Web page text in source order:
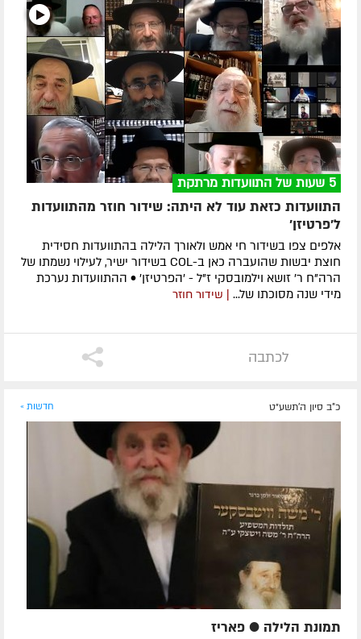
5 שעות של התוועדות מרתקת
התוועדות כזאת עוד לא היתה: שידור חוזר מהתוועדות
ל'פרטיזן'
אלפים צפו בשידור חי אמש ולאורך הלילה בהתוועדות חסידית
חוצת יבשות שהועברה כאן ב-COL בשידור ישיר, לעילוי נשמתו של
הרה"ח ר' זושא וילמובסקי ז"ל - 'הפרטיזן' • ההתוועדות נערכת
מידי שנה מסוכתו של... | שידור חוזר
לכתבה
כ"ב סיון ה׳תשע״ט חדשות »
תמונת הלילה ● פאריז